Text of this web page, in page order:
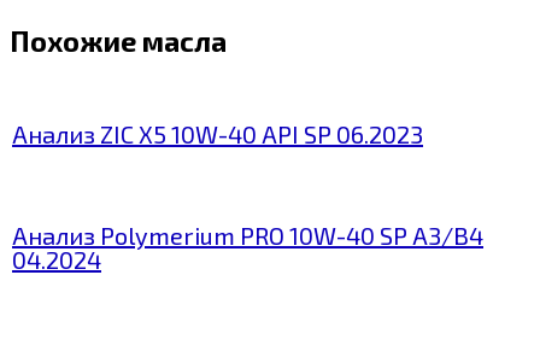
Похожие масла
Анализ ZIC X5 10W-40 API SP 06.2023
Анализ Polymerium PRO 10W-40 SP А3/В4
04.2024